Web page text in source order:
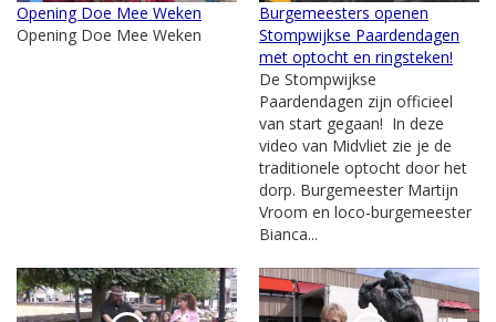
Opening Doe Mee Weken
Opening Doe Mee Weken
Burgemeesters openen
Stompwijkse Paardendagen
met optocht en ringsteken!
De Stompwijkse
Paardendagen zijn officieel
van start gegaan! In deze
video van Midvliet zie je de
traditionele optocht door het
dorp. Burgemeester Martijn
Vroom en loco-burgemeester
Bianca...